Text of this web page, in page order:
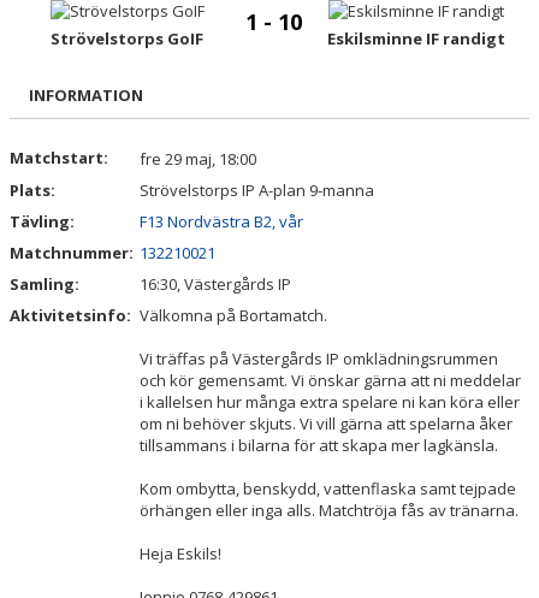
TRUPPEN
BILDGALLERI
KONTAKT
Strövelstorps GoIF
1 - 10
Eskilsminne IF randigt
INFORMATION
Matchstart:
fre 29 maj, 18:00
Plats:
Strövelstorps IP A-plan 9-manna
Tävling:
F13 Nordvästra B2, vår
Matchnummer: 132210021
Samling:
16:30, Västergårds IP
Aktivitetsinfo: Välkomna på Bortamatch.
Vi träffas på Västergårds IP omklädningsrummen
och kör gemensamt. Vi önskar gärna att ni meddelar
i kallelsen hur många extra spelare ni kan köra eller
om ni behöver skjuts. Vi vill gärna att spelarna åker
tillsammans i bilarna för att skapa mer lagkänsla.
Kom ombytta, benskydd, vattenflaska samt tejpade
örhängen eller inga alls. Matchtröja fås av tränarna.
Heja Eskils!